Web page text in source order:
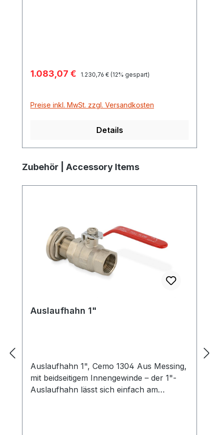
Verkaufspreis:
1.083,07 € Regulärer Preis:
1.230,76 € (12% gespart)
Preise inkl. MwSt. zzgl. Versandkosten
Details
Produktgalerie überspringen
Zubehör | Accessory Items
Auslaufhahn 1"
Auslaufhahn 1", Cemo 1304 Aus Messing,
mit beidseitigem Innengewinde – der 1"-
Auslaufhahn lässt sich einfach am